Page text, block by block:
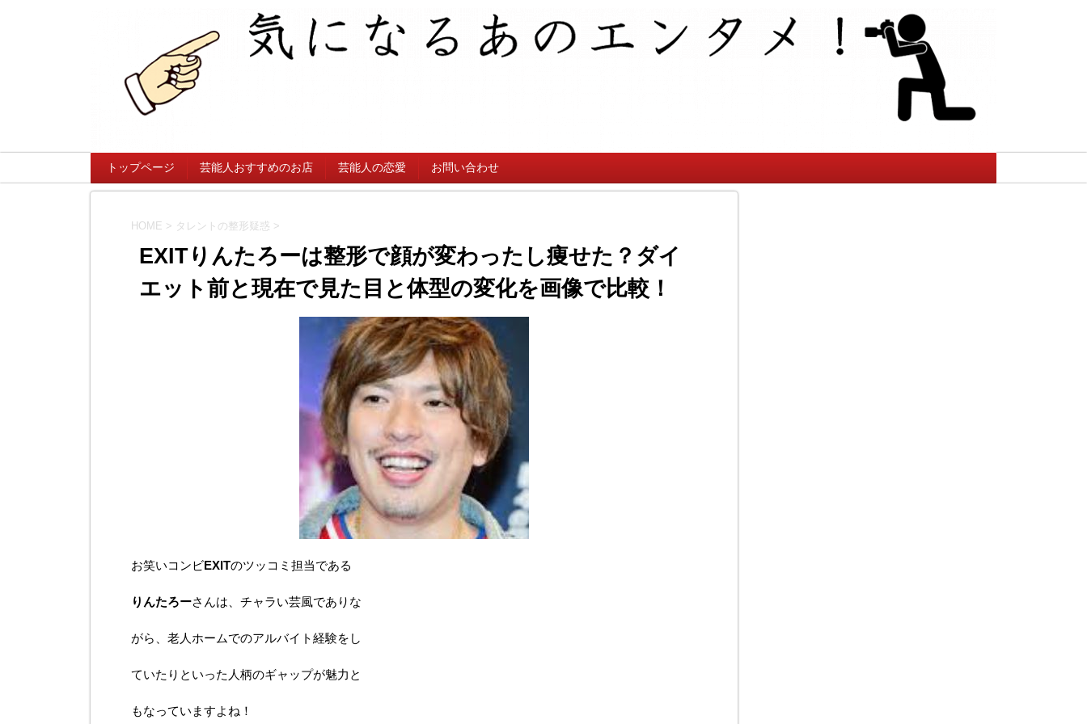
トップページ 芸能人おすすめのお店 芸能人の恋愛 お問い合わせ
HOME > タレントの整形疑惑 >
EXITりんたろーは整形で顔が変わったし痩せた？ダイ
エット前と現在で見た目と体型の変化を画像で比較！
お笑いコンビEXITのツッコミ担当である
りんたろーさんは、チャラい芸風でありな
がら、老人ホームでのアルバイト経験をし
ていたりといった人柄のギャップが魅力と
もなっていますよね！